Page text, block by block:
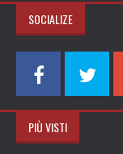
SOCIALIZE
PIÙ VISTI